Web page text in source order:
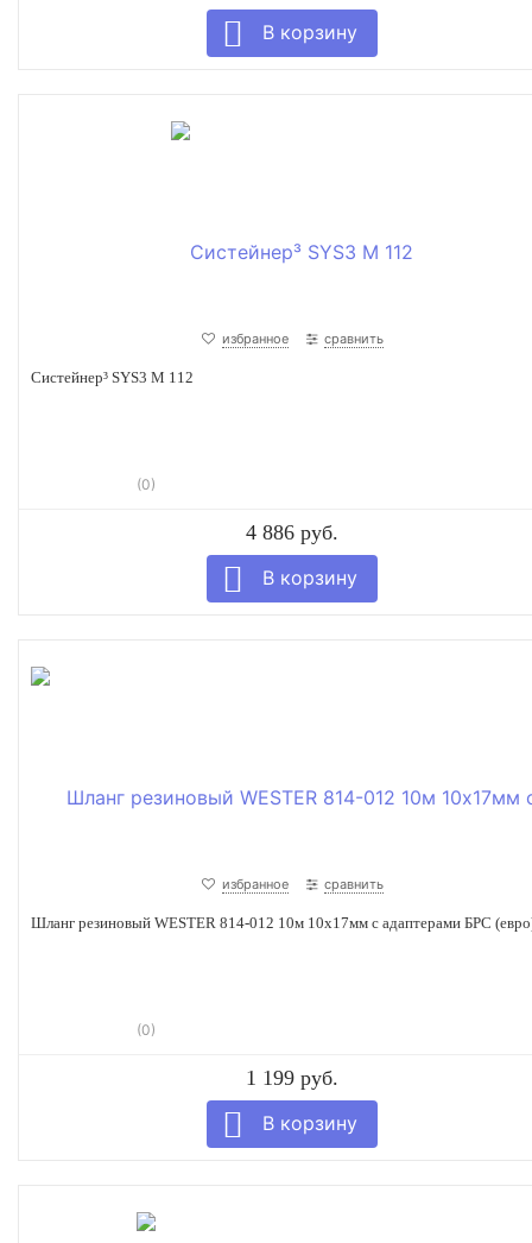
избранное сравнить
Систейнер³ SYS3 M 112
(0)
4 886 руб.
избранное сравнить
Шланг резиновый WESTER 814-012 10м 10x17мм с адаптерами БРС
(0)
1 199 руб.